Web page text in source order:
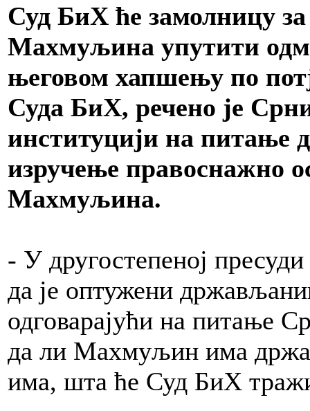
Суд БиХ ће замолницу
Махмуљина упутити
његовом хапшењу по
Суда БиХ, речено је
институцији на питање
изручење правоснажно
Махмуљина.
- У другостепеној
да је оптужени
одговарајући на питање
да ли Махмуљин има
има, шта ће Суд БиХ